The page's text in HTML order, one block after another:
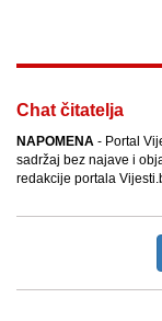
Chat čitatelja
NAPOMENA - Portal
sadržaj bez najave i
redakcije portala